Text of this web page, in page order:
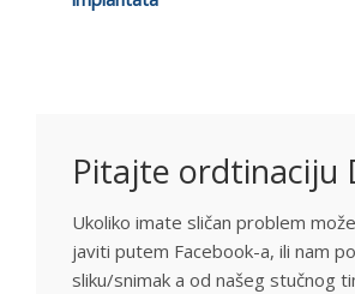
Pitajte ordtinaciju
Ukoliko imate sličan problem
javiti putem Facebook-a, ili nam
sliku/snimak a od našeg stučnog